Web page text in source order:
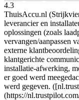
4.3
ThuisAccu.nl
leverancier en
oplossingen (zoals
vervangen/aanpassen
externe
klantgerichte
installatie-afwerking,
er goed werd
werd gegeven.
(https://